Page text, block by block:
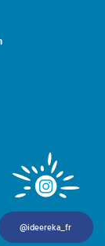
@ideereka_fr